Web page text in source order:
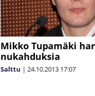
Mikko Tupamäki
nukahduksia
Salttu | 24.10.2013 17:07